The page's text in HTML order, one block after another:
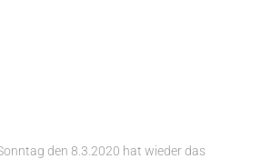
den 8.3.2020 hat wieder das